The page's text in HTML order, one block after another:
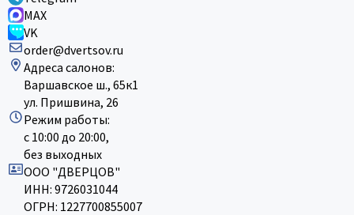
MAX
VK
order@dvertsov.ru
Адреса салонов:
Варшавское ш., 65к1
ул. Пришвина, 26
Режим работы:
с 10:00 до 20:00,
без выходных
ООО "ДВЕРЦОВ"
ИНН: 9726031044
ОГРН: 1227700855007